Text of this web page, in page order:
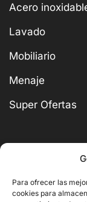
Para ofrecer las
cookies para
Acero
Lavado
Mobiliario
Menaje
Super Ofertas